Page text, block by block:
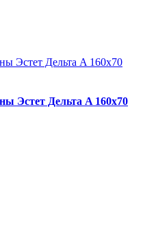
Эстет Дельта A 160x70